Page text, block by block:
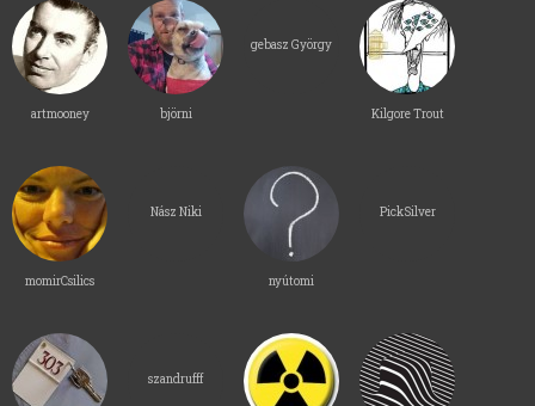
artmooney björni
gebasz György
Kilgore Trout
momirCsilics
Nász Niki
nyútomi
PickSilver
szandrufff